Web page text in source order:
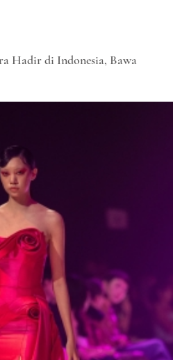
Hadir di Indonesia, Bawa